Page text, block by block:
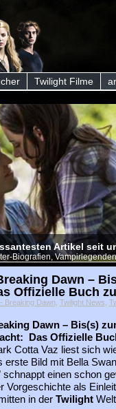
Twilight Filme
Artikel seit
Biografien,
Dawn –
Offizielle Buch
Breaking Dawn, Twilight News
Dawn – Bis(s)
Das Offizielle
Cotta Vaz liest sich
erste Bild mit Bella
schnappt einen schon
Vorgeschichte als
in der Twilight